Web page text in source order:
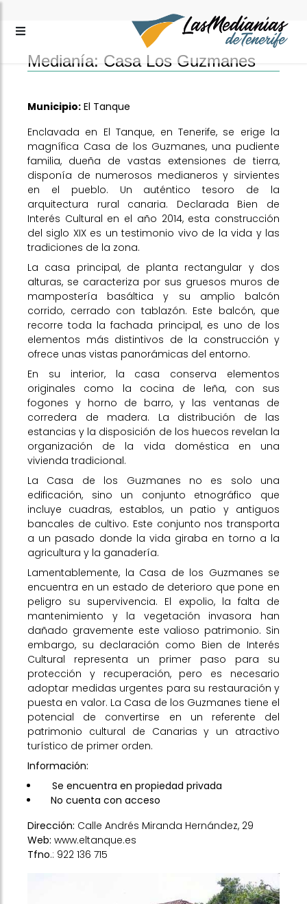
Medianía: Casa Los Guzmanes
Municipio: El Tanque
Enclavada en El Tanque, en Tenerife, se erige la
magnífica Casa de los Guzmanes, una pudiente
familia, dueña de vastas extensiones de tierra,
disponía de numerosos medianeros y sirvientes
en el pueblo. Un auténtico tesoro de la
arquitectura rural canaria. Declarada Bien de
Interés Cultural en el año 2014, esta construcción
del siglo XIX es un testimonio vivo de la vida y las
tradiciones de la zona.
La casa principal, de planta rectangular y dos
alturas, se caracteriza por sus gruesos muros de
mampostería basáltica y su amplio balcón
corrido, cerrado con tablazón. Este balcón, que
recorre toda la fachada principal, es uno de los
elementos más distintivos de la construcción y
ofrece unas vistas panorámicas del entorno.
En su interior, la casa conserva elementos
originales como la cocina de leña, con sus
fogones y horno de barro, y las ventanas de
corredera de madera. La distribución de las
estancias y la disposición de los huecos revelan la
organización de la vida doméstica en una
vivienda tradicional.
La Casa de los Guzmanes no es solo una
edificación, sino un conjunto etnográfico que
incluye cuadras, establos, un patio y antiguos
bancales de cultivo. Este conjunto nos transporta
a un pasado donde la vida giraba en torno a la
agricultura y la ganadería.
Lamentablemente, la Casa de los Guzmanes se
encuentra en un estado de deterioro que pone en
peligro su supervivencia. El expolio, la falta de
mantenimiento y la vegetación invasora han
dañado gravemente este valioso patrimonio. Sin
embargo, su declaración como Bien de Interés
Cultural representa un primer paso para su
protección y recuperación, pero es necesario
adoptar medidas urgentes para su restauración y
puesta en valor. La Casa de los Guzmanes tiene el
potencial de convertirse en un referente del
patrimonio cultural de Canarias y un atractivo
turístico de primer orden.
Información:
Se encuentra en propiedad privada
No cuenta con acceso
Dirección: Calle Andrés Miranda Hernández, 29
Web: www.eltanque.es
Tfno.: 922 136 715